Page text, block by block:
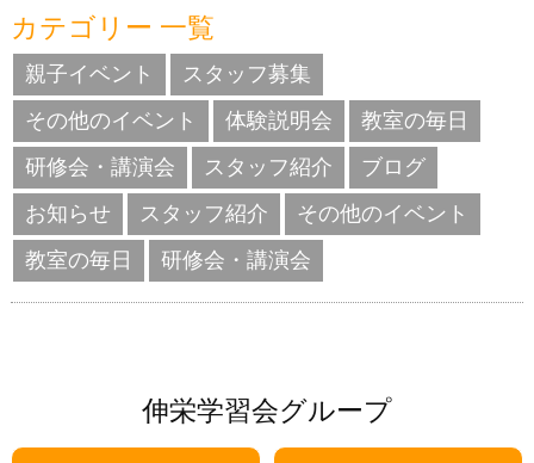
カテゴリー 一覧
親子イベント
スタッフ募集
その他のイベント
体験説明会
教室の毎日
研修会・講演会
スタッフ紹介
ブログ
お知らせ
スタッフ紹介
その他のイベント
教室の毎日
研修会・講演会
伸栄学習会グループ